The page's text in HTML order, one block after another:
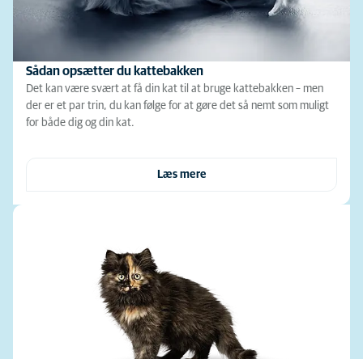
Sådan opsætter du kattebakken
Det kan være svært at få din kat til at bruge kattebakken – men
der er et par trin, du kan følge for at gøre det så nemt som muligt
for både dig og din kat.
Læs mere